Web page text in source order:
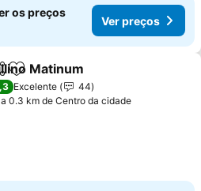
os preços
Ver preços
Adicionar aos favoritos
Matinum
Excelente
44
a 0.3 km de Centro da cidade